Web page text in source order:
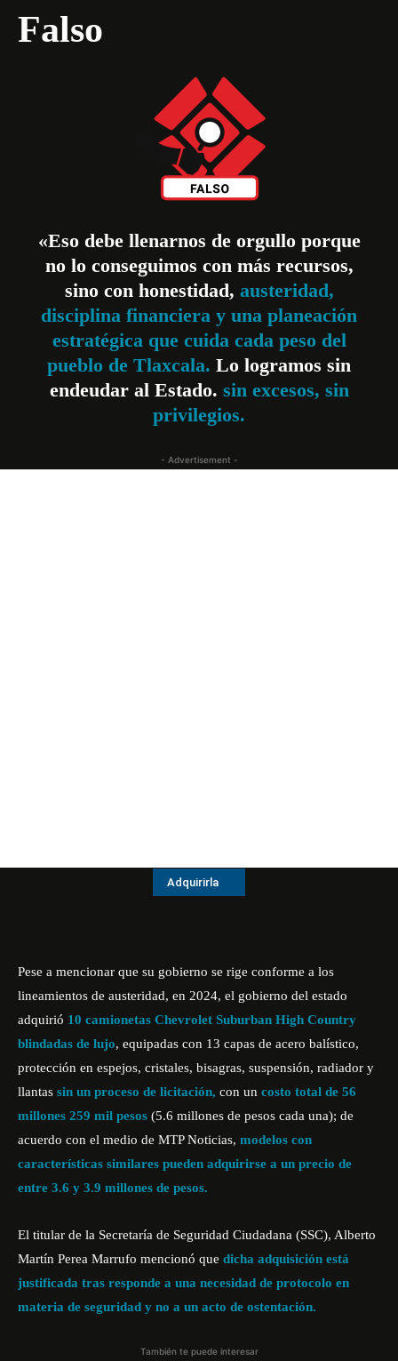
Falso
«Eso debe llenarnos de orgullo porque
no lo conseguimos con más recursos,
sino con honestidad, austeridad,
disciplina financiera y una planeación
estratégica que cuida cada peso del
pueblo de Tlaxcala. Lo logramos sin
endeudar al Estado. sin excesos, sin
privilegios.
- Advertisement -
Adquirirla
Pese a mencionar que su gobierno se rige conforme a los
lineamientos de austeridad, en 2024, el gobierno del estado
adquirió 10 camionetas Chevrolet Suburban High Country
blindadas de lujo, equipadas con 13 capas de acero balístico,
protección en espejos, cristales, bisagras, suspensión, radiador y
llantas sin un proceso de licitación, con un costo total de 56
millones 259 mil pesos (5.6 millones de pesos cada una); de
acuerdo con el medio de MTP Noticias, modelos con
características similares pueden adquirirse a un precio de
entre 3.6 y 3.9 millones de pesos.
El titular de la Secretaría de Seguridad Ciudadana (SSC), Alberto
Martín Perea Marrufo mencionó que dicha adquisición está
justificada tras responde a una necesidad de protocolo en
materia de seguridad y no a un acto de ostentación.
También te puede interesar